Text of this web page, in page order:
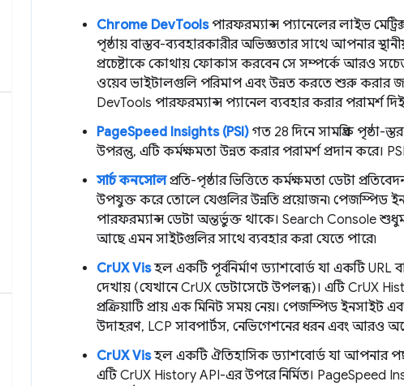
Chrome DevToolsপারফরম্যান্স প্যানেলের লাইভ
পৃষ্ঠায় বাস্তব-ব্যবহারকারীর অভিজ্ঞতার সাথে আপনার
প্রচেষ্টাকে কোথায় ফোকাস করবেন সে সম্পর্কে আরও
ওয়েব ভাইটালগুলি পরিমাপ এবং উন্নত করতে শুরু
DevTools পারফরম্যান্স প্যানেল ব্যবহার করার পরামর্শ
PageSpeed ​​Insights (PSI) গত 28 দিনে সামগ্রিক পৃষ্ঠা-
উপরন্তু, এটি কর্মক্ষমতা উন্নত করার পরামর্শ প্রদান করে। PSI
সার্চ কনসোলপ্রতি-পৃষ্ঠার ভিত্তিতে কর্মক্ষমতা ডেটা
উপযুক্ত করে তোলে যেগুলির উন্নতি প্রয়োজন৷ পেজস্পিড
পারফরম্যান্স ডেটা অন্তর্ভুক্ত থাকে। Search Console
আছে এমন সাইটগুলির সাথে ব্যবহার করা যেতে পারে৷
CrUX Visহল একটি পূর্বনির্মাণ ড্যাশবোর্ড যা একটি
দেখায় (যেখানে CrUX ডেটাসেটে উপলব্ধ)। এটি CrUX
প্রক্রিয়াটি প্রায় এক মিনিট সময় নেয়। পেজস্পিড
উদাহরণ, LCP সাবপার্টস, নেভিগেশনের ধরন এবং আরও
CrUX Visহল একটি ঐতিহাসিক ড্যাশবোর্ড যা আপনার
এটি CrUX History API-এর উপরে নির্মিত।